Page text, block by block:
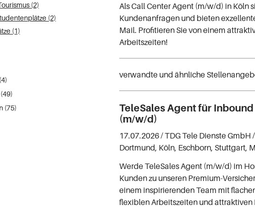
(2)
(2)
(1)
(75)
Als Call Center Agent (m/w/d) in Köln
Kundenanfragen und bieten
Mail. Profitieren Sie von einem
Arbeitszeiten!
verwandte und ähnliche
TeleSales Agent für
(m/w/d)
17.07.2026 /TDG Tele Dienste GmbH
Dortmund, Köln, Eschborn, Stuttgart,
Werde TeleSales Agent (m/w/d) im
Kunden zu unseren Premium-
einem inspirierenden Team mit
flexiblen Arbeitszeiten und attraktiven